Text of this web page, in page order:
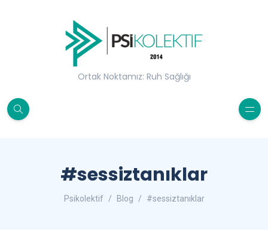
Ortak Noktamız: Ruh Sağlığı
#sessiztanıklar
Psikolektif Blog #sessiztanıklar